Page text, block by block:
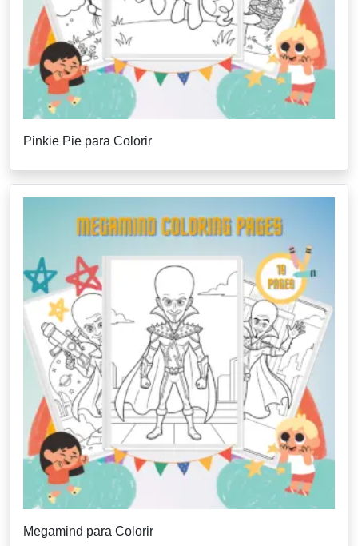
Pinkie Pie para Colorir
Megamind para Colorir